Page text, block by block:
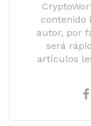
contenido
autor, por
será
artículos